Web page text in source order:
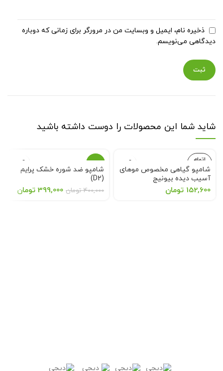
ذخیره نام، ایمیل و وبسایت من در مرورگر برای زمانی که دوباره
دیدگاهی می‌نویسم.
شاید شما این محصولات را دوست داشته باشید
اتمام
موجودی
شامپو گیاهی مخصوص موهای
آسیب دیده بیونیج
152,600 تومان
حراج
شامپو ضد شوره خشک پرایم
(D2)
Prime D2 Anti Dandruff Dry
400,000 تومان 399,000 تومان